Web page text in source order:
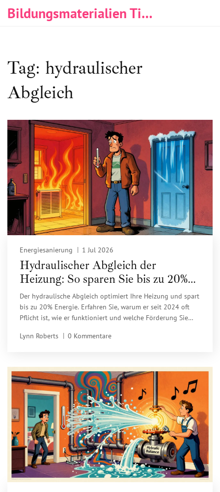
Bildungsmaterialien Tischlerei & Immobilien
Tag: hydraulischer
Abgleich
Energiesanierung 1 Jul 2026
Hydraulischer Abgleich der
Heizung: So sparen Sie bis zu 20%
Energie
Der hydraulische Abgleich optimiert Ihre Heizung und spart
bis zu 20% Energie. Erfahren Sie, warum er seit 2024 oft
Pflicht ist, wie er funktioniert und welche Förderung Sie
Lynn Roberts
0 Kommentare